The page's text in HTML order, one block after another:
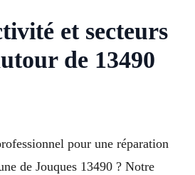
et secteurs
de 13490
pour une réparation
de Jouques 13490 ? Notre